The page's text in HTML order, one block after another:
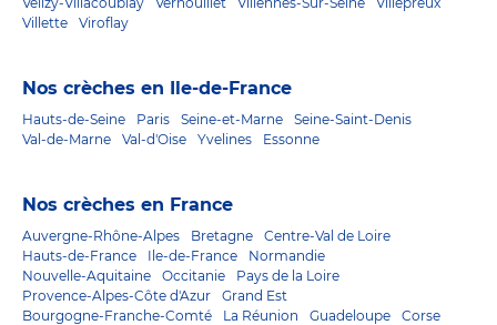
Villette
Viroflay
Nos crèches en Ile-de-France
Hauts-de-Seine Paris Seine-et-Marne
Seine-Saint-Denis
Val-de-Marne
Val-d'Oise Yvelines Essonne
Nos crèches en France
Auvergne-Rhône-Alpes Bretagne
Centre-Val de Loire
Hauts-de-France
Ile-de-France
Normandie
Nouvelle-Aquitaine
Occitanie
Pays de la Loire
Provence-Alpes-Côte d'Azur
Grand Est
Bourgogne-Franche-Comté
La Réunion Guadeloupe Corse